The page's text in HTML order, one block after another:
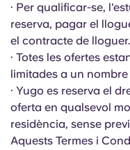
· Per qualificar-se,
reserva, pagar el
el contracte de lloguer.
· Totes les ofertes
limitades a un
· Yugo es reserva el
oferta en qualsevol
residència, sense
Aquests Termes i